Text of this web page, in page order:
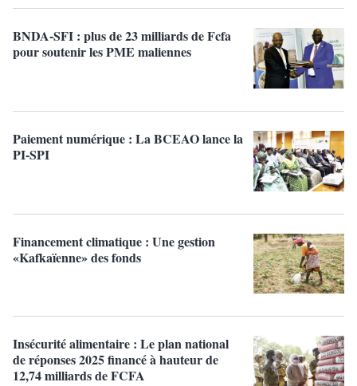
BNDA-SFI : plus de 23 milliards de Fcfa
pour soutenir les PME maliennes
Paiement numérique : La BCEAO lance la
PI-SPI
Financement climatique : Une gestion
«Kafkaïenne» des fonds
Insécurité alimentaire : Le plan national
de réponses 2025 financé à hauteur de
12,74 milliards de FCFA